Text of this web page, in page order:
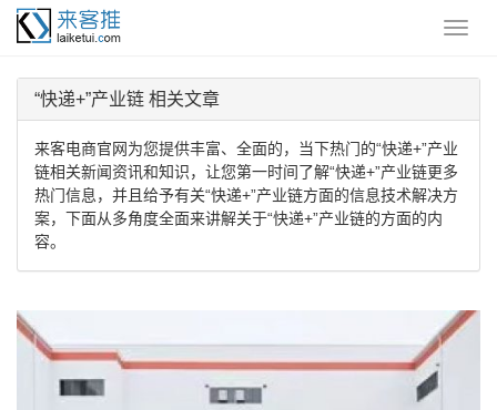
“快递+”产业链 相关文章
来客电商官网为您提供丰富、全面的，当下热门的“快递+”产业
链相关新闻资讯和知识，让您第一时间了解“快递+”产业链更多
热门信息，并且给予有关“快递+”产业链方面的信息技术解决方
案，下面从多角度全面来讲解关于“快递+”产业链的方面的内
容。